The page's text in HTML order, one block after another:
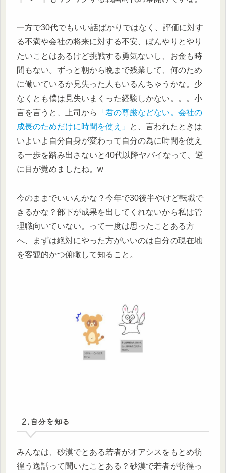
一方で30代でもいい話ばかりではなく、評価に対す
る不満や会社の将来に対する不安、ぼんやりとやり
たいことはあるけど挑戦する勇気ないし、お金も時
間もない。ずっと朝から晩まで残業して、何のため
に働いているか見失った人もいるんちゃうかな。少
なくとも僕は見失いまくった経験しかない。。。小
言を言うと、上司から
「君の尊厳などない。会社の
成長のためだけに時間を使え」
と、言われたときは
いよいよ自分自身が変わって自分の為に時間を使え
る一歩を踏み出さないと40代以降ヤバイなって、逆
に目が覚めましたね。w
今のままでいいんかな？今年で30後半やけど転職で
きるかな？部下が成果を出してくれないから私は管
理職向いていない。って一度は思ったことある方
へ、まずは絶対にやった方がいいのは自分の現在地
を客観的かつ俯瞰して知ること。
2.自分を知る
みんなは、砂漠でとある若者がオアシスをもとめ彷
徨う逸話って聞いたことある？砂漠で若者が彷徨っ